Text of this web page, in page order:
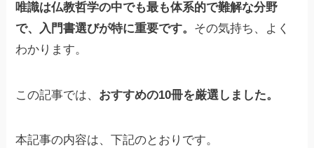
唯識は仏教哲学の中でも最も体系的で難解な分野
で、入門書選びが特に重要です。 その気持ち、よく
わかります。
この記事では、 おすすめの10冊を厳選しました。
本記事の内容は、下記のとおりです。